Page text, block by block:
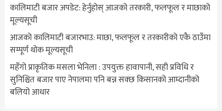
कालिमाटी बजार अपडेट: हेर्नुहोस् आजको तरकारी, फलफूल र माछाको
मूल्यसूची
आजको कालिमाटी बजारभाउ: माछा, फलफूल र तरकारीको एकै ठाउँमा
सम्पूर्ण थोक मूल्यसूची
महँगो प्राकृतिक मसला भेनिला : उपयुक्त हावापानी, सही प्रविधि र
सुनिश्चित बजार पाए नेपालमा पनि बन्न सक्छ किसानको आम्दानीको
बलियो आधार